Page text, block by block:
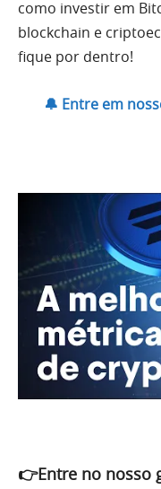
como investir em
blockchain e
fique por dentro!
🔔 Entre em
👉Entre no nosso